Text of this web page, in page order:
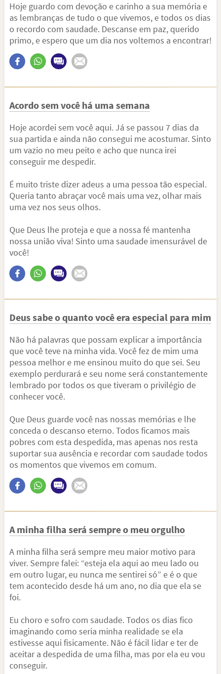
Hoje guardo com devoção e carinho a sua memória e
as lembranças de tudo o que vivemos, e todos os dias
o recordo com saudade. Descanse em paz, querido
primo, e espero que um dia nos voltemos a encontrar!
Acordo sem você há uma semana
Hoje acordei sem você aqui. Já se passou 7 dias da
sua partida e ainda não consegui me acostumar. Sinto
um vazio no meu peito e acho que nunca irei
conseguir me despedir.
É muito triste dizer adeus a uma pessoa tão especial.
Queria tanto abraçar você mais uma vez, olhar mais
uma vez nos seus olhos.
Que Deus lhe proteja e que a nossa fé mantenha
nossa união viva! Sinto uma saudade imensurável de
você!
Deus sabe o quanto você era especial para mim
Não há palavras que possam explicar a importância
que você teve na minha vida. Você fez de mim uma
pessoa melhor e me ensinou muito do que sei. Seu
exemplo perdurará e seu nome será constantemente
lembrado por todos os que tiveram o privilégio de
conhecer você.
Que Deus guarde você nas nossas memórias e lhe
conceda o descanso eterno. Todos ficamos mais
pobres com esta despedida, mas apenas nos resta
suportar sua ausência e recordar com saudade todos
os momentos que vivemos em comum.
A minha filha será sempre o meu orgulho
A minha filha será sempre meu maior motivo para
viver. Sempre falei: “esteja ela aqui ao meu lado ou
em outro lugar, eu nunca me sentirei só” e é o que
tem acontecido desde há um ano, no dia que ela se
foi.
Eu choro e sofro com saudade. Todos os dias fico
imaginando como seria minha realidade se ela
estivesse aqui fisicamente. Não é fácil lidar e ter de
aceitar a despedida de uma filha, mas por ela eu vou
conseguir.